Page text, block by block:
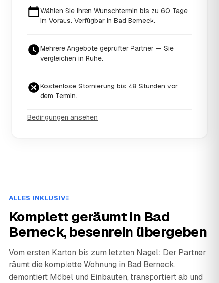
Wählen Sie Ihren Wunschtermin bis zu 60 Tage
im Voraus. Verfügbar in Bad Berneck.
Mehrere Angebote geprüfter Partner — Sie
vergleichen in Ruhe.
Kostenlose Stornierung bis 48 Stunden vor
dem Termin.
Bedingungen ansehen
ALLES INKLUSIVE
Komplett geräumt in Bad
Berneck, besenrein übergeben
Vom ersten Karton bis zum letzten Nagel: Der Partner
räumt die komplette Wohnung in Bad Berneck,
demontiert Möbel und Einbauten, transportiert ab und